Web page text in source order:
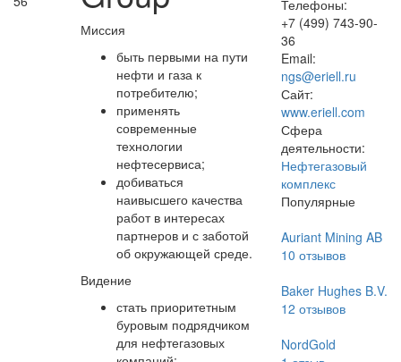
Миссия
быть первыми на пути
нефти и газа к
потребителю;
применять
современные
технологии
нефтесервиса;
добиваться
наивысшего качества
работ в интересах
партнеров и с заботой
об окружающей среде.
Видение
стать приоритетным
буровым подрядчиком
для нефтегазовых
Телефоны:
+7 (499) 743-90-
36
Email:
ngs@eriell.ru
Сайт:
www.eriell.com
Сфера
деятельности:
Нефтегазовый
комплекс
Популярные
Auriant Mining AB
10 отзывов
Baker Hughes B.V.
12 отзывов
NordGold